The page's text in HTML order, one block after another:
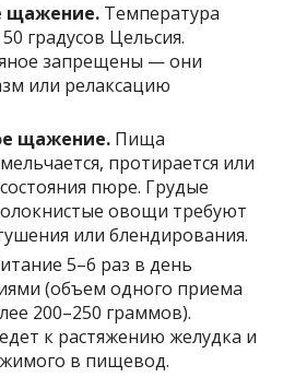
щажение. Температура
градусов Цельсия.
запрещены — они
или релаксацию
щажение. Пища
протирается или
пюре. Грудые
овощи требуют
или блендирования.
5–6 раз в день
(объем одного приема
200–250 граммов).
к растяжению желудка и
в пищевод.